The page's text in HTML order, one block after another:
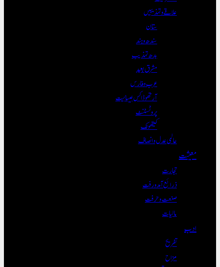
علاقے و تہذیبیں
ستان
سندھ و ہند
بدھ تہذیب
مشرق بعید
عرب و فارس
آرتھوڈاکس عیسائیت
پروٹسٹنٹ
کیتھولک
عالمی عدل و انصاف
معیشت
تجارت
ذرائع آمدورفت
صنعت و حرفت
مالیات
ادب
تفریح
مزاح